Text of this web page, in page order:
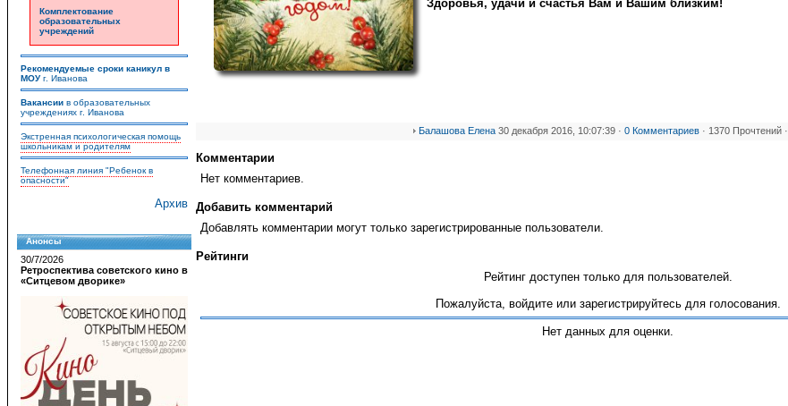
Комплектование
образовательных
учреждений
Рекомендуемые сроки каникул в
МОУг. Иванова
Вакансии в образовательных
учреждениях г. Иванова
Экстренная психологическая помощь
школьникам и родителям
Телефонная линия "Ребенок в
опасности"
Архив
Анонсы
30/7/2026
Ретроспектива советского кино в
«Ситцевом дворике»
Здоровья, удачи и счастья Вам и Вашим близким!
Балашова Елена 30 декабря 2016, 10:07:39 · 0 Комментариев · 1370 Прочтений ·
Комментарии
Нет комментариев.
Добавить комментарий
Добавлять комментарии могут только зарегистрированные пользователи.
Рейтинги
Рейтинг доступен только для пользователей.
Пожалуйста, войдите или зарегистрируйтесь для голосования.
Нет данных для оценки.